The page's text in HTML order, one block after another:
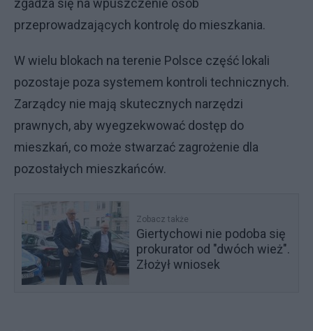
zgadza się na wpuszczenie osób
przeprowadzających kontrolę do mieszkania.
W wielu blokach na terenie Polsce część lokali
pozostaje poza systemem kontroli technicznych.
Zarządcy nie mają skutecznych narzędzi
prawnych, aby wyegzekwować dostęp do
mieszkań, co może stwarzać zagrożenie dla
pozostałych mieszkańców.
Zobacz także
Giertychowi nie podoba się
prokurator od "dwóch wież".
Złożył wniosek